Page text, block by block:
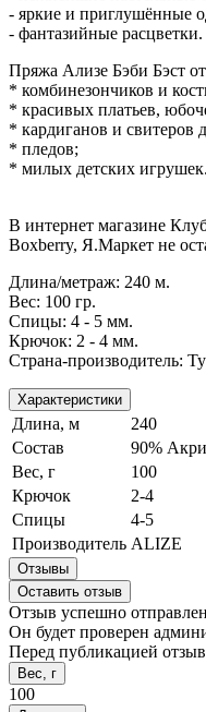
- яркие и приглушённые
- фантазийные расцветки.
Пряжа Ализе Бэби Бэст
* комбинезончиков и
* красивых платьев,
* кардиганов и свитеров
* пледов;
* милых детских игрушек.
В интернет магазине
Boxberry, Я.Маркет не
Длина/метраж: 240 м.
Вес: 100 гр.
Спицы: 4 - 5 мм.
Крючок: 2 - 4 мм.
Страна-производитель:
Характеристики
Длина, м
240
Состав
90%
Вес, г
100
Крючок
2-4
Спицы
4-5
Производитель ALIZE
Отзывы
Оставить отзыв
Отзыв успешно
Он будет проверен
Перед публикацией
Вес, г
100